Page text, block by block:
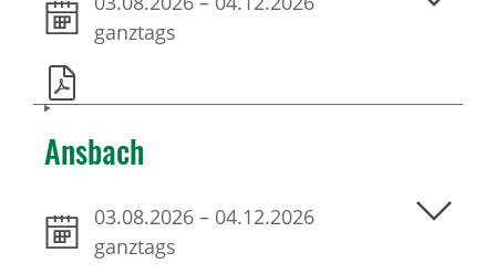
ganztags
Ansbach
03.08.2026 – 04.12.2026
ganztags